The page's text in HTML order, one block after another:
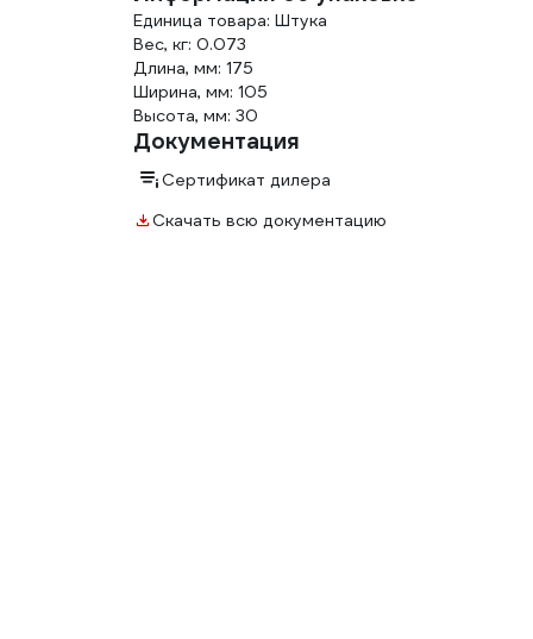
Единица товара: Штука
Вес, кг: 0.073
Длина, мм: 175
Ширина, мм: 105
Высота, мм: 30
Документация
Сертификат дилера
Скачать всю документацию